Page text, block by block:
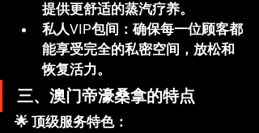
提供更舒适的蒸汽疗养。
私人VIP包间 ：确保每一位顾客都
能享受完全的私密空间，放松和
恢复活力。
三、澳门帝濠桑拿的特点
🌟 顶级服务特色：